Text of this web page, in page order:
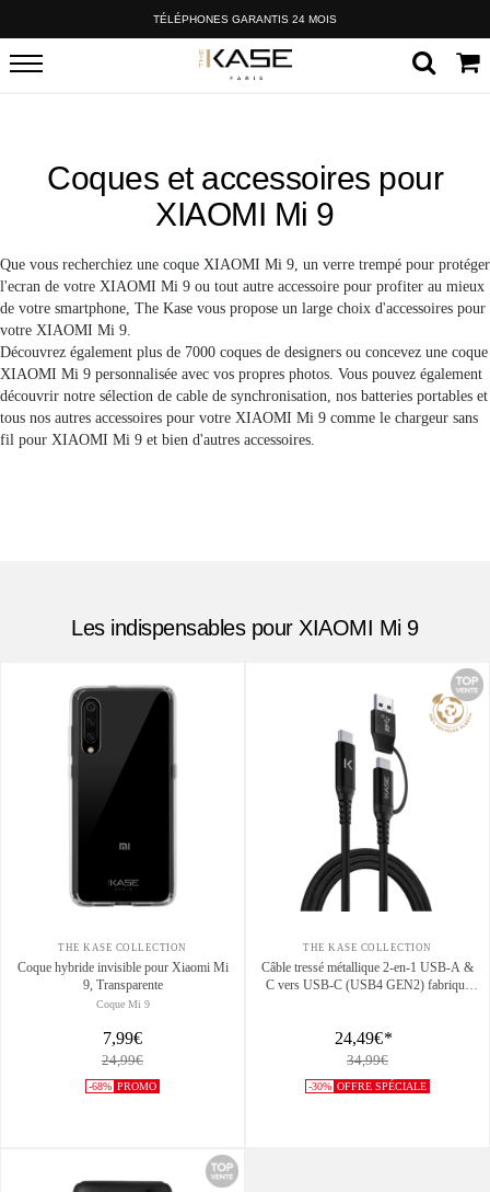
TÉLÉPHONES GARANTIS 24 MOIS
Coques et accessoires pour
XIAOMI Mi 9
Que vous recherchiez une coque XIAOMI Mi 9, un verre trempé pour protéger
l'ecran de votre XIAOMI Mi 9 ou tout autre accessoire pour profiter au mieux
de votre smartphone, The Kase vous propose un large choix d'accessoires pour
votre XIAOMI Mi 9.
Découvrez également plus de 7000 coques de designers ou concevez une coque
XIAOMI Mi 9 personnalisée avec vos propres photos. Vous pouvez également
découvrir notre sélection de cable de synchronisation, nos batteries portables et
tous nos autres accessoires pour votre XIAOMI Mi 9 comme le chargeur sans
fil pour XIAOMI Mi 9 et bien d'autres accessoires.
Les indispensables pour XIAOMI Mi 9
THE KASE COLLECTION
Coque hybride invisible pour Xiaomi Mi
9, Transparente
Coque Mi 9
7,99€
24,99€
-68% PROMO
THE KASE COLLECTION
Câble tressé métallique 2-en-1 USB-A &
C vers USB-C (USB4 GEN2) fabriqué
24,49€*
34,99€
-30% OFFRE SPÉCIALE